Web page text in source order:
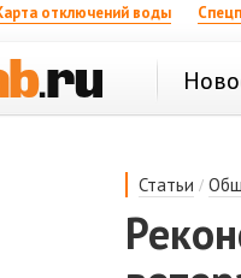
отключений воды
Статьи /